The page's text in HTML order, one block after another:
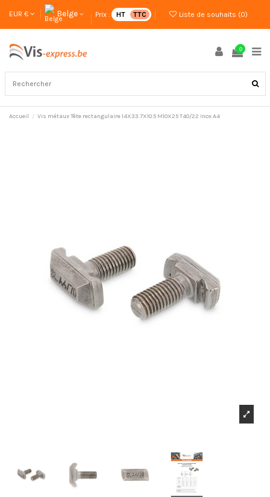
EUR € Belge Prix : HT TTC Liste de souhaits (0)
0
Accueil Vis métaux Tête rectangulaire 14X33.7X10.5 M10X25 T40/22 Inox A4